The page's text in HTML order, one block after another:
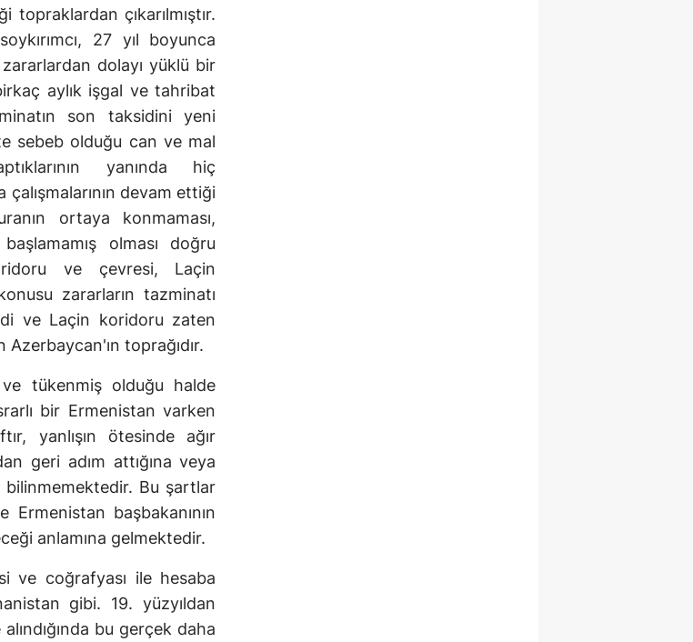
çıkarılmıştır.
27 yıl boyunca
dolayı yüklü bir
aylık işgal ve tahribat
son taksidini yeni
sebeb olduğu can ve mal
yanında hiç
devam ettiği
ortaya konmaması,
olması doğru
ve çevresi, Laçin
zararların tazminatı
ve Laçin koridoru zaten
toprağıdır.
ve tükenmiş olduğu halde
bir Ermenistan varken
yanlışın ötesinde ağır
geri adım attığına veya
Bu şartlar
Ermenistan başbakanının
anlamına gelmektedir.
ve coğrafyası ile hesaba
gibi. 19. yüzyıldan
bu gerçek daha